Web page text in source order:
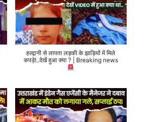
हल्द्वानी से लापता लड़की के झाड़ियों में मिले
कपड़े!..देखें हुआ क्या ? | Breaking news